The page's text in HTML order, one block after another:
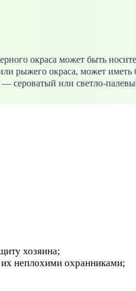
окраса может быть
рыжего окраса, может
сероватый или светло-
хозяина;
неплохими охранниками;